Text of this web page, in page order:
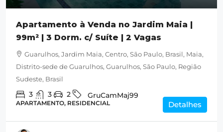
Apartamento à Venda no Jardim Maia |
99m² | 3 Dorm. c/ Suíte | 2 Vagas
Guarulhos, Jardim Maia, Centro, São Paulo, Brasil, Maia,
Distrito-sede de Guarulhos, Guarulhos, São Paulo, Região
Sudeste, Brasil
3 3 2 GruCamMaj99
APARTAMENTO, RESIDENCIAL Detalhes